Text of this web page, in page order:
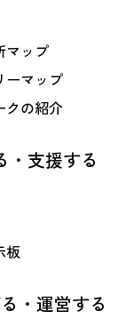
マップ
ーマップ
クの紹介
・支援する
板
・運営する